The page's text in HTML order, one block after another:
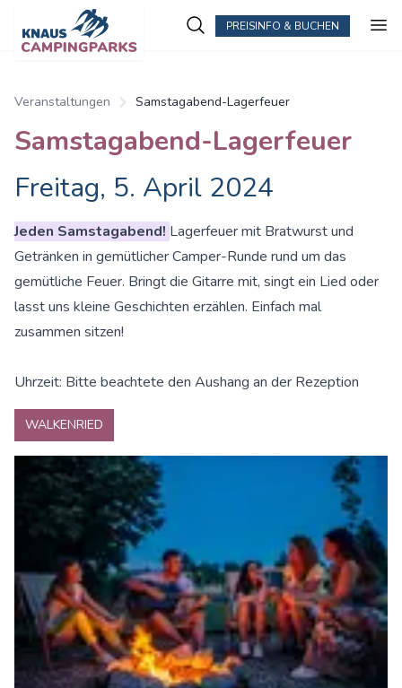
PREISINFO & BUCHEN
Veranstaltungen Samstagabend-Lagerfeuer
Samstagabend-Lagerfeuer
Freitag, 5. April 2024
Jeden Samstagabend! Lagerfeuer mit Bratwurst und
Getränken in gemütlicher Camper-Runde rund um das
gemütliche Feuer. Bringt die Gitarre mit, singt ein Lied oder
lasst uns kleine Geschichten erzählen. Einfach mal
zusammen sitzen!
Uhrzeit: Bitte beachtete den Aushang an der Rezeption
WALKENRIED